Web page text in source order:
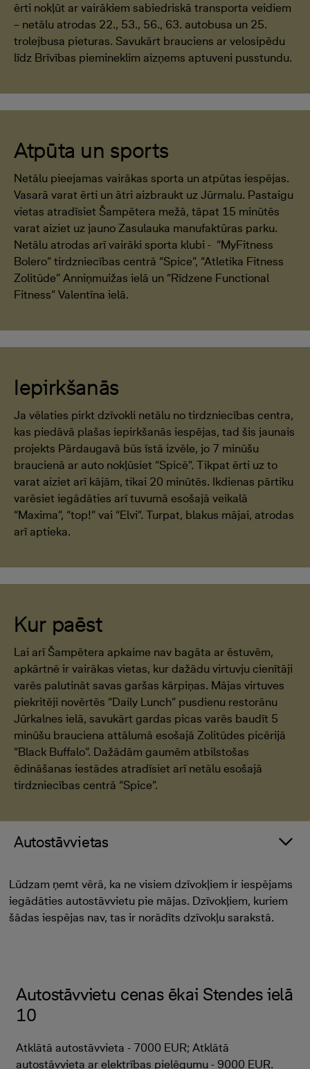
ērti nokļūt ar vairākiem sabiedriskā transporta veidiem
– netālu atrodas 22., 53., 56., 63. autobusa un 25.
trolejbusa pieturas. Savukārt brauciens ar velosipēdu
līdz Brīvības piemineklim aizņems aptuveni pusstundu.
Atpūta un sports
Netālu pieejamas vairākas sporta un atpūtas iespējas.
Vasarā varat ērti un ātri aizbraukt uz Jūrmalu. Pastaigu
vietas atradīsiet Šampētera mežā, tāpat 15 minūtēs
varat aiziet uz jauno Zasulauka manufaktūras parku.
Netālu atrodas arī vairāki sporta klubi - “MyFitness
Bolero” tirdzniecības centrā “Spice”, “Atletika Fitness
Zolitūde” Anniņmuižas ielā un “Rīdzene Functional
Fitness” Valentīna ielā.
Iepirkšanās
Ja vēlaties pirkt dzīvokli netālu no tirdzniecības centra,
kas piedāvā plašas iepirkšanās iespējas, tad šis jaunais
projekts Pārdaugavā būs īstā izvēle, jo 7 minūšu
braucienā ar auto nokļūsiet “Spicē”. Tikpat ērti uz to
varat aiziet arī kājām, tikai 20 minūtēs. Ikdienas pārtiku
varēsiet iegādāties arī tuvumā esošajā veikalā
“Maxima”, “top!” vai “Elvi”. Turpat, blakus mājai, atrodas
arī aptieka.
Kur paēst
Lai arī Šampētera apkaime nav bagāta ar ēstuvēm,
apkārtnē ir vairākas vietas, kur dažādu virtuvju cienītāji
varēs palutināt savas garšas kārpiņas. Mājas virtuves
piekritēji novērtēs “Daily Lunch” pusdienu restorānu
Jūrkalnes ielā, savukārt gardas picas varēs baudīt 5
minūšu brauciena attālumā esošajā Zolitūdes picērijā
“Black Buffalo”. Dažādām gaumēm atbilstošas
ēdināšanas iestādes atradīsiet arī netālu esošajā
tirdzniecības centrā “Spice”.
Autostāvvietas
Lūdzam ņemt vērā, ka ne visiem dzīvokļiem ir iespējams
iegādāties autostāvvietu pie mājas. Dzīvokļiem, kuriem
šādas iespējas nav, tas ir norādīts dzīvokļu sarakstā.
Autostāvvietu cenas ēkai Stendes ielā
10
Atklātā autostāvvieta - 7000 EUR; Atklātā
autostāvvieta ar elektrības pielēgumu - 9000 EUR.